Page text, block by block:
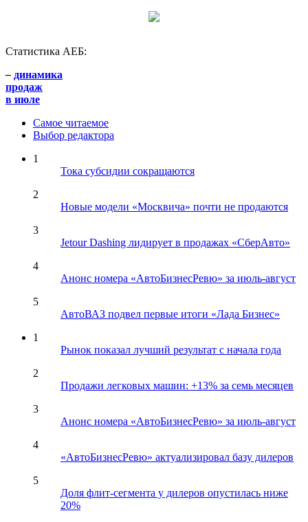
Статистика АЕБ:
– динамика
продаж
в июле
Самое читаемое
Выбор редактора
1
Тока субсидии сокращаются
2
Новые модели «Москвича» почти не продаются
3
Jetour Dashing лидирует в продажах «СберАвто»
4
Анонс номера «АвтоБизнесРевю» за июль-август
5
АвтоВАЗ подвел первые итоги «Лада Бизнес»
1
Рынок показал лучший результат с начала года
2
Продажи легковых машин: +13% за семь месяцев
3
Анонс номера «АвтоБизнесРевю» за июль-август
4
«АвтоБизнесРевю» актуализировал базу дилеров
5
Доля флит-сегмента у дилеров опустилась ниже
20%